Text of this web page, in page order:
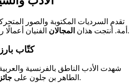
تقدم السرديات المكتوبة والصور
أمة. أنتجت هذان المجالان الفنيان .
كتّاب
شهدت الأدب الناطق بالفرنسية
الطاهر بن جلون على غونكور في عام 1987.